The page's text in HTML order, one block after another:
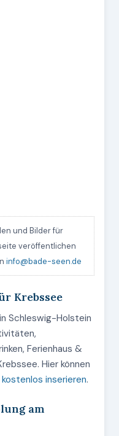
und Bilder für
veröffentlichen
info@bade-seen.de
Krebssee
Schleswig-Holstein
Ferienhaus &
Hier können
kostenlos inserieren.
am